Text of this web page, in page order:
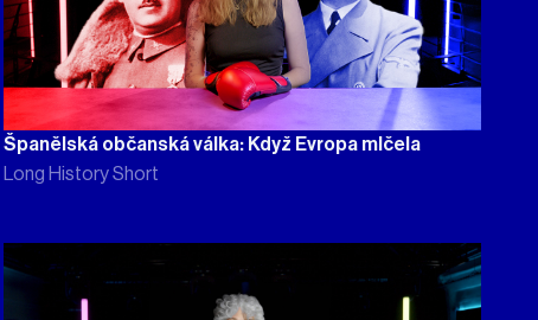
Španělská občanská válka: Když Evropa mlčela
Long History Short